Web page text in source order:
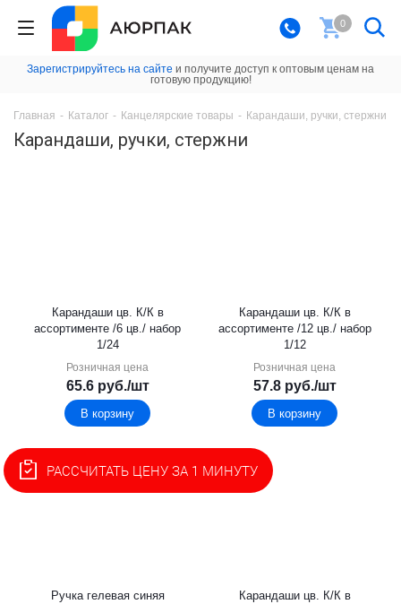
0
Зарегистрируйтесь на сайте и получите доступ к оптовым ценам на
готовую продукцию!
Главная - Каталог - Канцелярские товары - Карандаши, ручки, стержни
Карандаши, ручки, стержни
Карандаши цв. К/К в
ассортименте /6 цв./ набор
1/24
Розничная цена
65.6руб./шт
В корзину
Карандаши цв. К/К в
ассортименте /12 цв./ набор
1/12
Розничная цена
57.8руб./шт
В корзину
Ручка гелевая синяя
Карандаши цв. К/К в
РАССЧИТАТЬ ЦЕНУ ЗА 1 МИНУТУ